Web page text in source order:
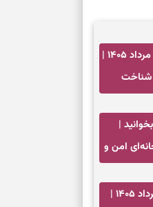
فال تاروت امروز پنجشنبه ۱۵ مرداد ۱۴۰۵ |
شناخت
|
امن و
فال انبیا امروز پنجشنبه ۱۵ مرداد ۱۴۰۵ |